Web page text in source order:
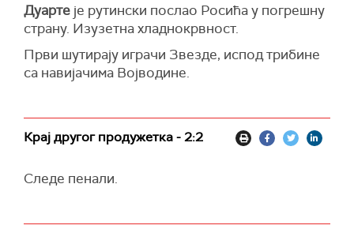
Дуарте је рутински послао Росића у погрешну
страну. Изузетна хладнокрвност.
Први шутирају играчи Звезде, испод трибине
са навијачима Војводине.
Крај другог продужетка - 2:2
Следе пенали.